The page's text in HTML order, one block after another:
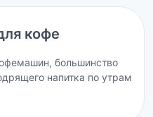
кофе
большинство
напитка по утрам